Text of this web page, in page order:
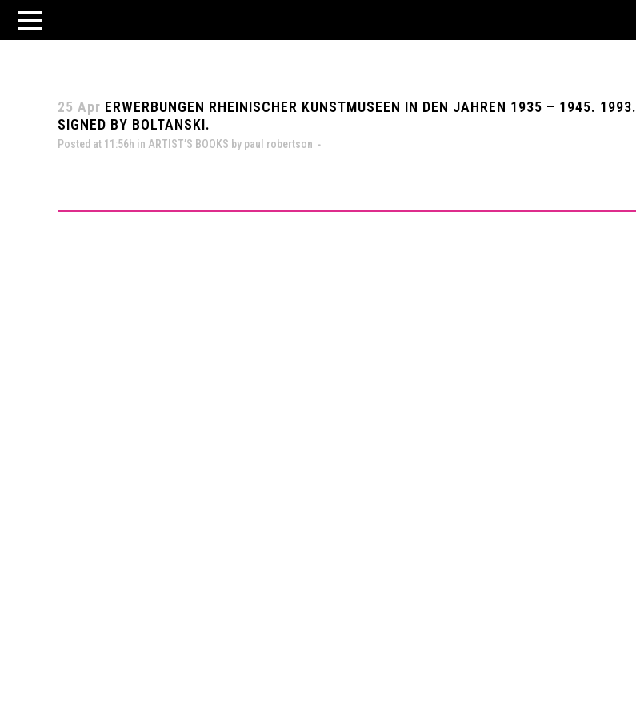
25 Apr ERWERBUNGEN RHEINISCHER KUNSTMUSEEN IN DEN JAHREN 1935 – 1945. 1993.
SIGNED BY BOLTANSKI.
Posted at 11:56h in ARTIST’S BOOKS by paul robertson